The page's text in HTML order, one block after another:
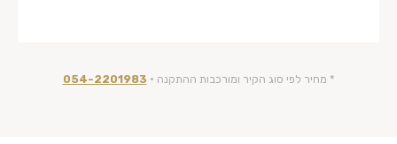
* מחיר לפי סוג הקיר ומורכבות ההתקנה · 054-2201983